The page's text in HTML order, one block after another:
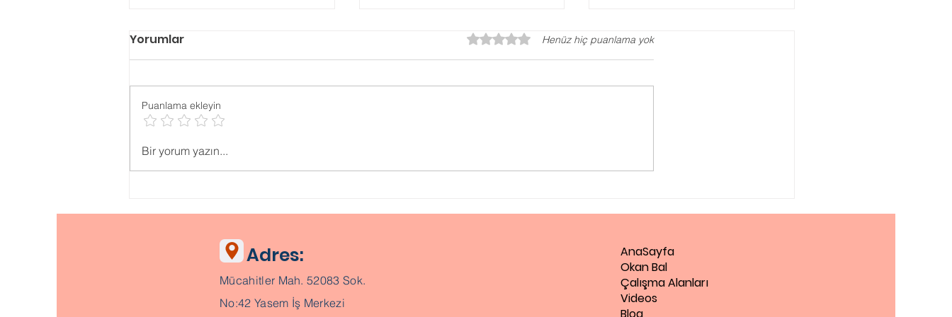
Psikolojik ONLİNE TESTLER
Değerlendirme Testi
Ne Zaman Almalısınız?
Yorumlar 5 üzerinden 0 yıldızHenüz hiç puanlama yok
Puanlama ekleyin
Bir yorum yazın...
Adres:
Mücahitler Mah. 52083 Sok.
No:42 Yasem İş Merkezi
AnaSayfa
Okan Bal
Çalışma Alanları
Videos